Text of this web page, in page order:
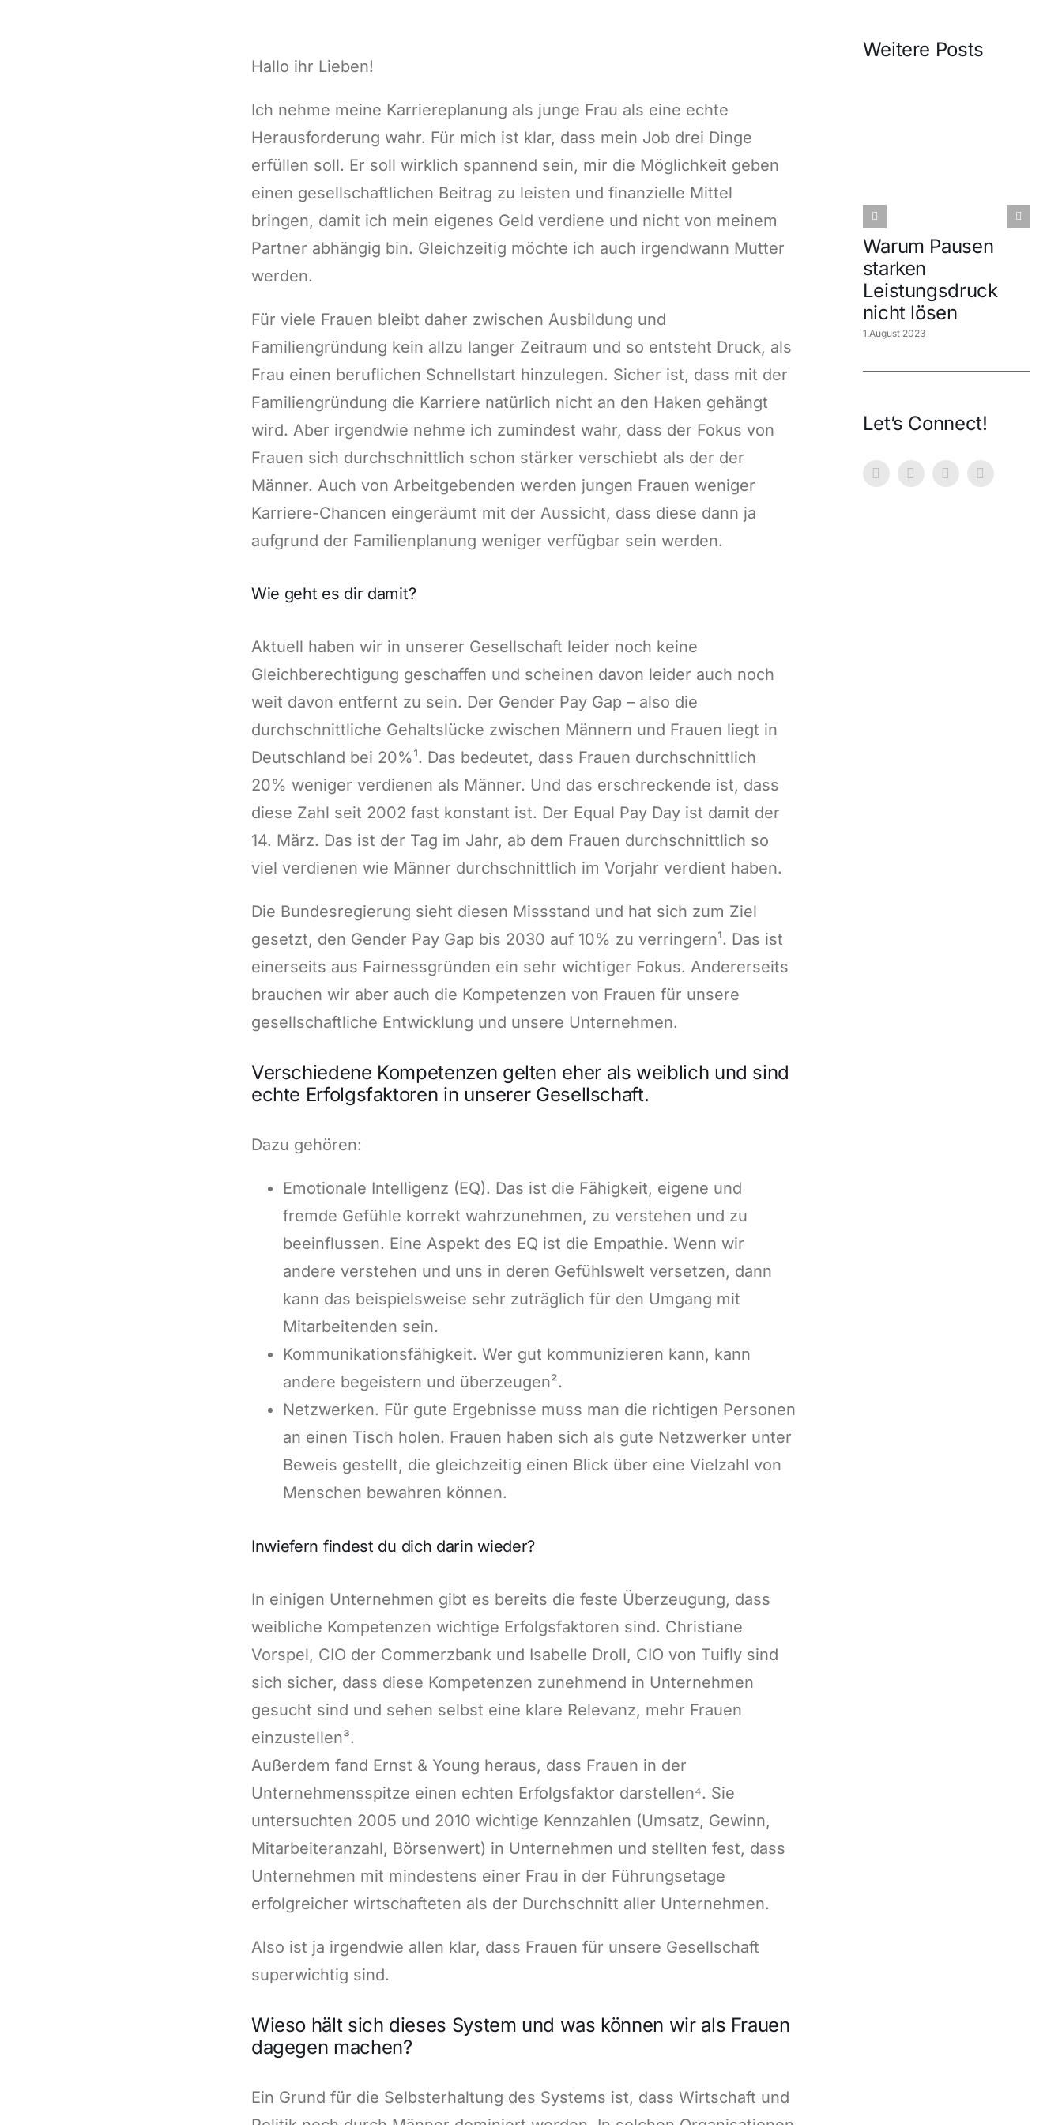
Hallo ihr Lieben!
Ich nehme meine Karriereplanung als junge Frau als eine echte
Herausforderung wahr. Für mich ist klar, dass mein Job drei Dinge
erfüllen soll. Er soll wirklich spannend sein, mir die Möglichkeit geben
einen gesellschaftlichen Beitrag zu leisten und finanzielle Mittel
bringen, damit ich mein eigenes Geld verdiene und nicht von meinem
Partner abhängig bin. Gleichzeitig möchte ich auch irgendwann Mutter
werden.
Für viele Frauen bleibt daher zwischen Ausbildung und
Familiengründung kein allzu langer Zeitraum und so entsteht Druck, als
Frau einen beruflichen Schnellstart hinzulegen. Sicher ist, dass mit der
Familiengründung die Karriere natürlich nicht an den Haken gehängt
wird. Aber irgendwie nehme ich zumindest wahr, dass der Fokus von
Frauen sich durchschnittlich schon stärker verschiebt als der der
Männer. Auch von Arbeitgebenden werden jungen Frauen weniger
Karriere-Chancen eingeräumt mit der Aussicht, dass diese dann ja
aufgrund der Familienplanung weniger verfügbar sein werden.
Wie geht es dir damit?
Aktuell haben wir in unserer Gesellschaft leider noch keine
Gleichberechtigung geschaffen und scheinen davon leider auch noch
weit davon entfernt zu sein. Der Gender Pay Gap – also die
durchschnittliche Gehaltslücke zwischen Männern und Frauen liegt in
Deutschland bei 20%¹. Das bedeutet, dass Frauen durchschnittlich
20% weniger verdienen als Männer. Und das erschreckende ist, dass
diese Zahl seit 2002 fast konstant ist. Der Equal Pay Day ist damit der
14. März. Das ist der Tag im Jahr, ab dem Frauen durchschnittlich so
viel verdienen wie Männer durchschnittlich im Vorjahr verdient haben.
Die Bundesregierung sieht diesen Missstand und hat sich zum Ziel
gesetzt, den Gender Pay Gap bis 2030 auf 10% zu verringern¹. Das ist
einerseits aus Fairnessgründen ein sehr wichtiger Fokus. Andererseits
brauchen wir aber auch die Kompetenzen von Frauen für unsere
gesellschaftliche Entwicklung und unsere Unternehmen.
Verschiedene Kompetenzen gelten eher als weiblich und sind
echte Erfolgsfaktoren in unserer Gesellschaft.
Dazu gehören:
Emotionale Intelligenz (EQ). Das ist die Fähigkeit, eigene und
fremde Gefühle korrekt wahrzunehmen, zu verstehen und zu
beeinflussen. Eine Aspekt des EQ ist die Empathie. Wenn wir
andere verstehen und uns in deren Gefühlswelt versetzen, dann
kann das beispielsweise sehr zuträglich für den Umgang mit
Mitarbeitenden sein.
Kommunikationsfähigkeit. Wer gut kommunizieren kann, kann
andere begeistern und überzeugen².
Netzwerken. Für gute Ergebnisse muss man die richtigen Personen
an einen Tisch holen. Frauen haben sich als gute Netzwerker unter
Beweis gestellt, die gleichzeitig einen Blick über eine Vielzahl von
Menschen bewahren können.
Inwiefern findest du dich darin wieder?
In einigen Unternehmen gibt es bereits die feste Überzeugung, dass
weibliche Kompetenzen wichtige Erfolgsfaktoren sind. Christiane
Vorspel, CIO der Commerzbank und Isabelle Droll, CIO von Tuifly sind
sich sicher, dass diese Kompetenzen zunehmend in Unternehmen
gesucht sind und sehen selbst eine klare Relevanz, mehr Frauen
einzustellen³.
Außerdem fand Ernst & Young heraus, dass Frauen in der
Unternehmensspitze einen echten Erfolgsfaktor darstellen⁴. Sie
untersuchten 2005 und 2010 wichtige Kennzahlen (Umsatz, Gewinn,
Mitarbeiteranzahl, Börsenwert) in Unternehmen und stellten fest, dass
Unternehmen mit mindestens einer Frau in der Führungsetage
erfolgreicher wirtschafteten als der Durchschnitt aller Unternehmen.
Also ist ja irgendwie allen klar, dass Frauen für unsere Gesellschaft
superwichtig sind.
Wieso hält sich dieses System und was können wir als Frauen
dagegen machen?
Ein Grund für die Selbsterhaltung des Systems ist, dass Wirtschaft und
Weitere Posts
Warum Pausen
starken
Leistungsdruck
nicht lösen
1.August 2023
Let’s Connect!